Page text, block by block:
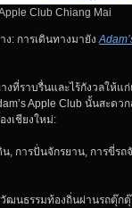
Club Chiang Mai
ง: การเดินทางมายัง
ที่ราบรื่นและไร้กังวลให้แก่
Apple Club นั้นสะดว
งเชียงใหม่:
น, การปั่นจักรยาน, การขี่ร
ฒนธรรมท้องถิ่นผ่านรถตุ๊ก